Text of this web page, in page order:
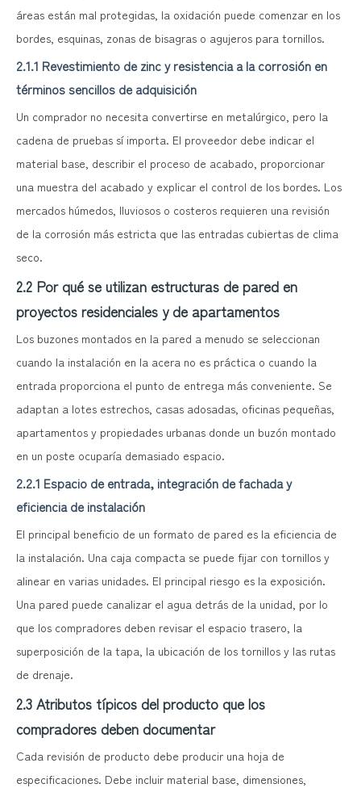
áreas están mal protegidas, la oxidación puede comenzar en los
bordes, esquinas, zonas de bisagras o agujeros para tornillos.
2.1.1 Revestimiento de zinc y resistencia a la corrosión en
términos sencillos de adquisición
Un comprador no necesita convertirse en metalúrgico, pero la
cadena de pruebas sí importa. El proveedor debe indicar el
material base, describir el proceso de acabado, proporcionar
una muestra del acabado y explicar el control de los bordes. Los
mercados húmedos, lluviosos o costeros requieren una revisión
de la corrosión más estricta que las entradas cubiertas de clima
seco.
2.2 Por qué se utilizan estructuras de pared en
proyectos residenciales y de apartamentos
Los buzones montados en la pared a menudo se seleccionan
cuando la instalación en la acera no es práctica o cuando la
entrada proporciona el punto de entrega más conveniente. Se
adaptan a lotes estrechos, casas adosadas, oficinas pequeñas,
apartamentos y propiedades urbanas donde un buzón montado
en un poste ocuparía demasiado espacio.
2.2.1 Espacio de entrada, integración de fachada y
eficiencia de instalación
El principal beneficio de un formato de pared es la eficiencia de
la instalación. Una caja compacta se puede fijar con tornillos y
alinear en varias unidades. El principal riesgo es la exposición.
Una pared puede canalizar el agua detrás de la unidad, por lo
que los compradores deben revisar el espacio trasero, la
superposición de la tapa, la ubicación de los tornillos y las rutas
de drenaje.
2.3 Atributos típicos del producto que los
compradores deben documentar
Cada revisión de producto debe producir una hoja de
especificaciones. Debe incluir material base, dimensiones,